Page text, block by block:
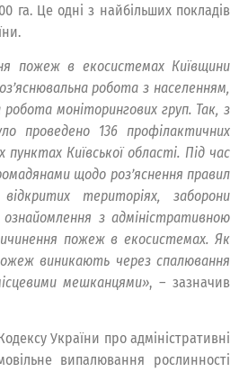
га. Це одні з найбільших покладів
пожеж в екосистемах Київщини
робота з населенням,
моніторингових груп. Так, з
проведено 136 профілактичних
пунктах Київської області. Під час
щодо роз’яснення правил
територіях, заборони
з адміністративною
пожеж в екосистемах. Як
виникають через спалювання
мешканцями», – зазначив
України про адміністративні
випалювання рослинності